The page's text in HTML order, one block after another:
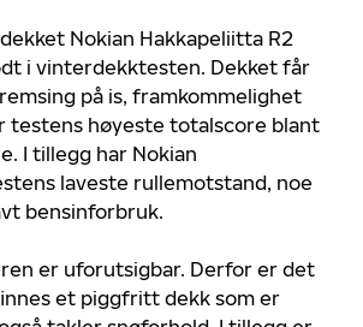
Nokian Hakkapeliitta R2
i vinterdekktesten. Dekket får
på is, framkommelighet
testens høyeste totalscore blant
I tillegg har Nokian
laveste rullemotstand, noe
bensinforbruk.
er uforutsigbar. Derfor er det
et piggfritt dekk som er